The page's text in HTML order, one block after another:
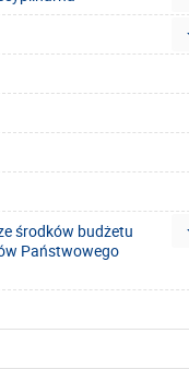
środków budżetu
Państwowego